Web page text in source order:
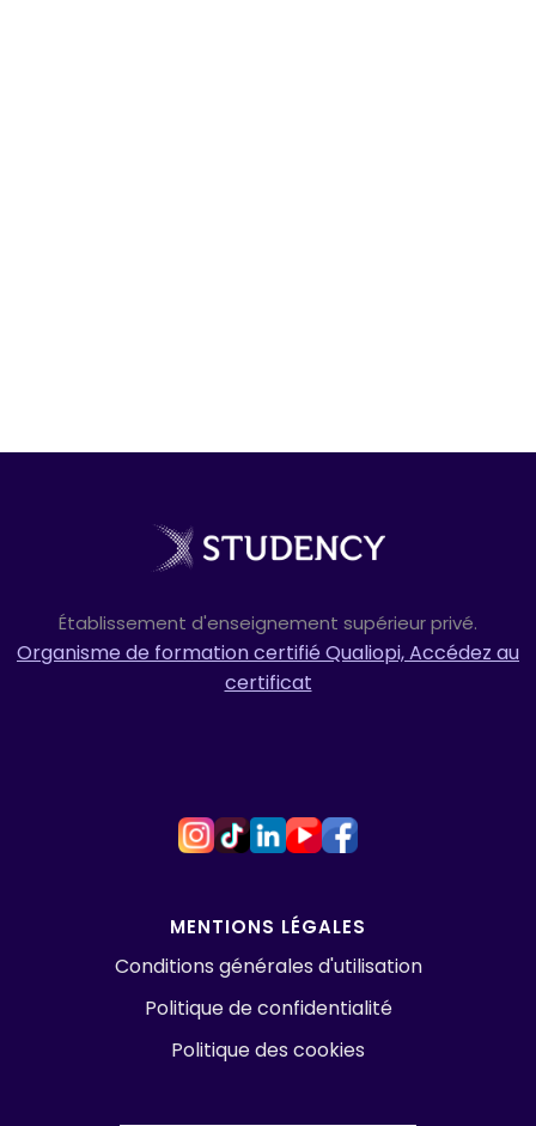
Établissement d'enseignement supérieur privé.
Organisme de formation certifié Qualiopi, Accédez au
certificat
MENTIONS LÉGALES
Conditions générales d'utilisation
Politique de confidentialité
Politique des cookies